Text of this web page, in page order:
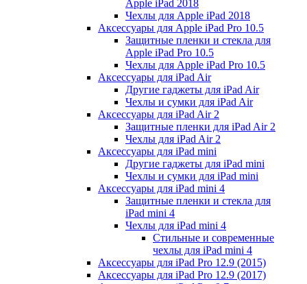
Apple iPad 2018
Чехлы для Apple iPad 2018
Аксессуары для Apple iPad Pro 10.5
Защитные пленки и стекла для
Apple iPad Pro 10.5
Чехлы для Apple iPad Pro 10.5
Аксессуары для iPad Air
Другие гаджеты для iPad Air
Чехлы и сумки для iPad Air
Аксессуары для iPad Air 2
Защитные пленки для iPad Air 2
Чехлы для iPad Air 2
Аксессуары для iPad mini
Другие гаджеты для iPad mini
Чехлы и сумки для iPad mini
Аксессуары для iPad mini 4
Защитные пленки и стекла для
iPad mini 4
Чехлы для iPad mini 4
Стильные и современные
чехлы для iPad mini 4
Аксессуары для iPad Pro 12.9 (2015)
Аксессуары для iPad Pro 12.9 (2017)